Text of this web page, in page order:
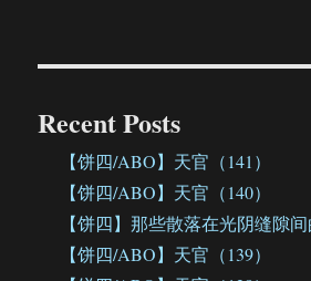
Recent Posts
【饼四/ABO】天官（141）
【饼四/ABO】天官（140）
【饼四】那些散落在光阴缝隙间
【饼四/ABO】天官（139）